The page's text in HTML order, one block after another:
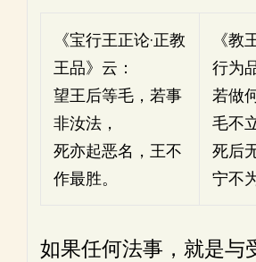
《宝行王正论·正教
王品》云：
望王后等毛，若事
非汝法，
死亦起恶名，王不
作最胜。
《教
行为
若做
毛不
死后
宁不
如果任何法事，就是与